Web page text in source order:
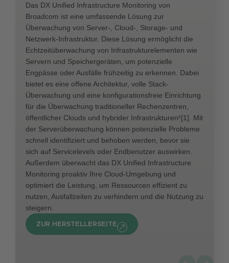
Das DX Unified Infrastructure Monitoring von
Broadcom ist eine umfassende Lösung zur
Überwachung von Server-, Cloud-, Storage- und
Netzwerk-Infrastruktur. Diese Lösung ermöglicht die
Echtzeitüberwachung von Infrastrukturelementen wie
Servern und Speichergeräten, um potenzielle
Engpässe oder Ausfälle frühzeitig zu erkennen. Dabei
bietet es eine offene Architektur, volle Stack-
Überwachung und eine konfigurationsfreie Einrichtung
für die Überwachung traditioneller Rechenzentren,
öffentlicher Clouds und hybrider Infrastrukturen¹[1]. Mit
der Serverüberwachung können potenzielle Probleme
schnell identifiziert und behoben werden, bevor sie
sich auf Servicelevels oder Endbenutzer auswirken.
Außerdem überwacht das DX Unified Infrastructure
Monitoring proaktiv Ihre Cloud-Umgebung und
optimiert die Leistung, um Ressourcen effizient zu
nutzen, Ausfallzeiten zu verhindern und die Nutzung zu
steigern.
ZUR HERSTELLERSEITE